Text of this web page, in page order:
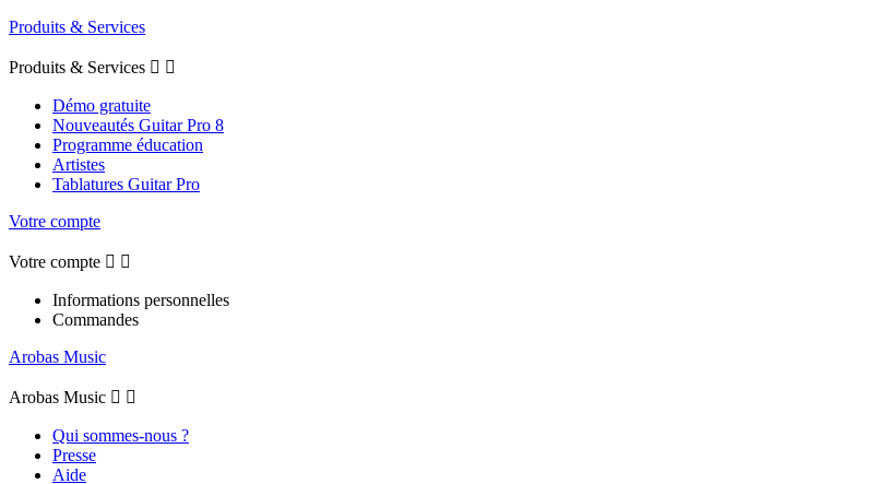
Produits & Services
Produits & Services  
Démo gratuite
Nouveautés Guitar Pro 8
Programme éducation
Artistes
Tablatures Guitar Pro
Votre compte
Votre compte  
Informations personnelles
Commandes
Arobas Music
Arobas Music  
Qui sommes-nous ?
Presse
Aide